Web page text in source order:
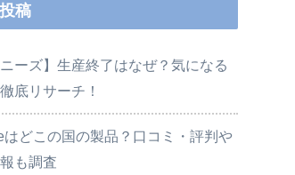
稿
ニーズ】生産終了はなぜ？気になる
底リサーチ！
はどこの国の製品？口コミ・評判や
も調査